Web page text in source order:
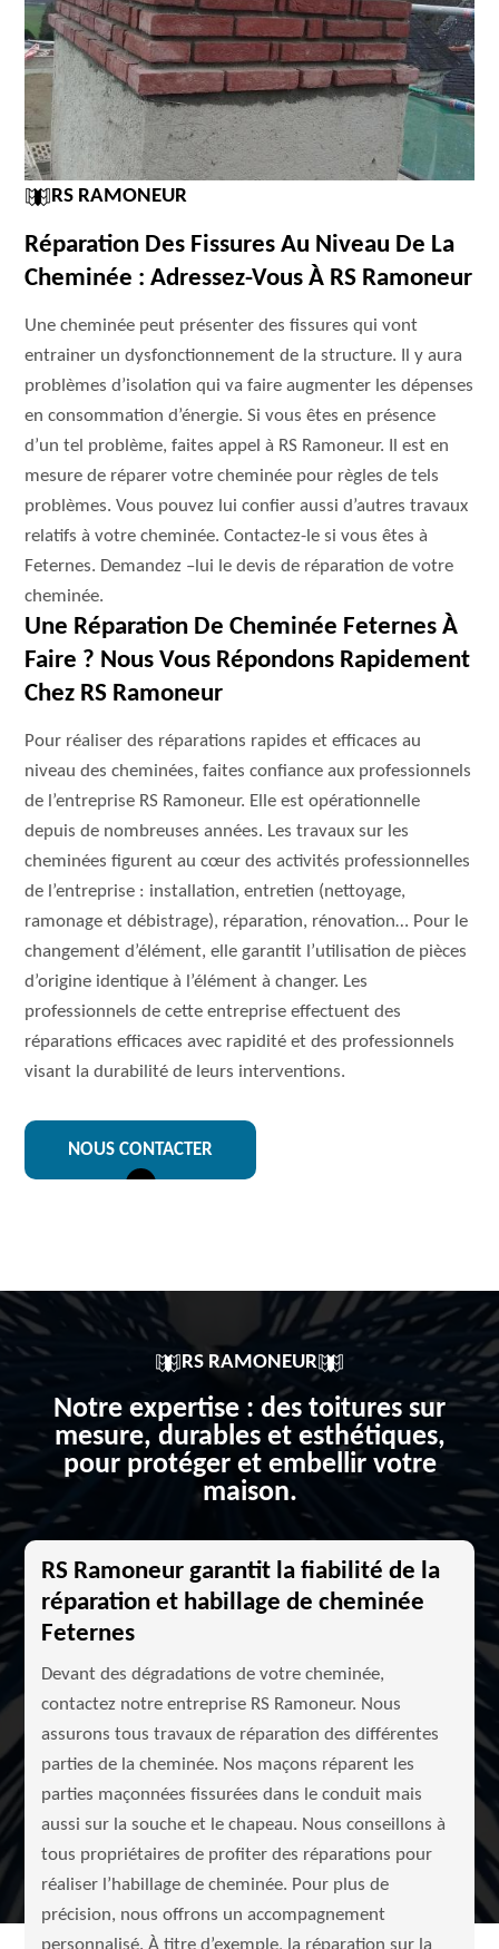
RS RAMONEUR
Réparation Des Fissures Au Niveau De La
Cheminée : Adressez-Vous À RS Ramoneur
Une cheminée peut présenter des fissures qui vont
entrainer un dysfonctionnement de la structure. Il y aura
problèmes d’isolation qui va faire augmenter les dépenses
en consommation d’énergie. Si vous êtes en présence
d’un tel problème, faites appel à RS Ramoneur. Il est en
mesure de réparer votre cheminée pour règles de tels
problèmes. Vous pouvez lui confier aussi d’autres travaux
relatifs à votre cheminée. Contactez-le si vous êtes à
Feternes. Demandez –lui le devis de réparation de votre
cheminée.
Une Réparation De Cheminée Feternes À
Faire ? Nous Vous Répondons Rapidement
Chez RS Ramoneur
Pour réaliser des réparations rapides et efficaces au
niveau des cheminées, faites confiance aux professionnels
de l’entreprise RS Ramoneur. Elle est opérationnelle
depuis de nombreuses années. Les travaux sur les
cheminées figurent au cœur des activités professionnelles
de l’entreprise : installation, entretien (nettoyage,
ramonage et débistrage), réparation, rénovation… Pour le
changement d’élément, elle garantit l’utilisation de pièces
d’origine identique à l’élément à changer. Les
professionnels de cette entreprise effectuent des
réparations efficaces avec rapidité et des professionnels
visant la durabilité de leurs interventions.
NOUS CONTACTER
RS RAMONEUR
Notre expertise : des toitures sur
mesure, durables et esthétiques,
pour protéger et embellir votre
maison.
RS Ramoneur garantit la fiabilité de la
réparation et habillage de cheminée
Feternes
Devant des dégradations de votre cheminée,
contactez notre entreprise RS Ramoneur. Nous
assurons tous travaux de réparation des différentes
parties de la cheminée. Nos maçons réparent les
parties maçonnées fissurées dans le conduit mais
aussi sur la souche et le chapeau. Nous conseillons à
tous propriétaires de profiter des réparations pour
réaliser l’habillage de cheminée. Pour plus de
précision, nous offrons un accompagnement
personnalisé. À titre d’exemple, la réparation sur la